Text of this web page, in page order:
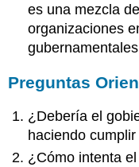
es una mezcla
organizaciones
Preguntas
¿Debería el
haciendo
¿Cómo intenta